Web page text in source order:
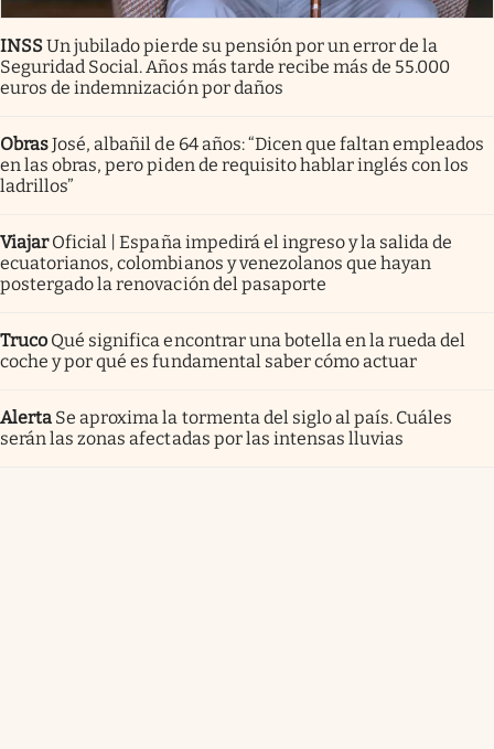
INSSUn jubilado pierde su pensión por un error de la
Seguridad Social. Años más tarde recibe más de 55.000
euros de indemnización por daños
ObrasJosé, albañil de 64 años: “Dicen que faltan empleados
en las obras, pero piden de requisito hablar inglés con los
ladrillos”
Viajar Oficial | España impedirá el ingreso y la salida de
ecuatorianos, colombianos y venezolanos que hayan
postergado la renovación del pasaporte
Truco Qué significa encontrar una botella en la rueda del
coche y por qué es fundamental saber cómo actuar
Alerta Se aproxima la tormenta del siglo al país. Cuáles
serán las zonas afectadas por las intensas lluvias